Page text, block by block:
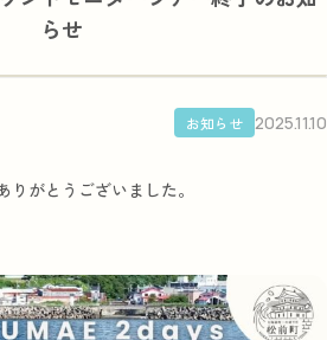
らせ
お知らせ 2025.11.10
がとうございました。